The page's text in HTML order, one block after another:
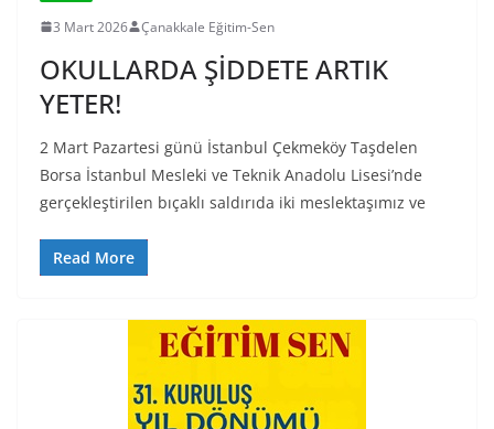
3 Mart 2026 Çanakkale Eğitim-Sen
OKULLARDA ŞİDDETE ARTIK
YETER!
2 Mart Pazartesi günü İstanbul Çekmeköy Taşdelen
Borsa İstanbul Mesleki ve Teknik Anadolu Lisesi’nde
gerçekleştirilen bıçaklı saldırıda iki meslektaşımız ve
Read More